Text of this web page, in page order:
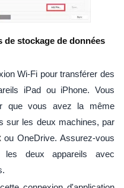
de stockage de données
Wi-Fi pour transférer des
iPad ou iPhone. Vous
que vous avez la même
sur les deux machines, par
ou OneDrive. Assurez-vous
deux appareils avec